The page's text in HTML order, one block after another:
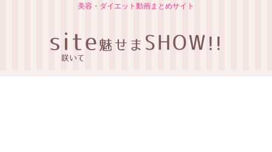
美容・ダイエット動画まとめサイト